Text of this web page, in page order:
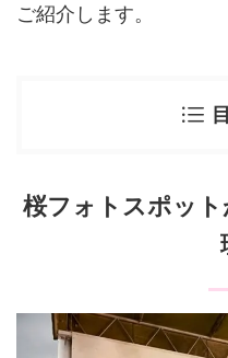
ご紹介します。
桜フォトスポッ